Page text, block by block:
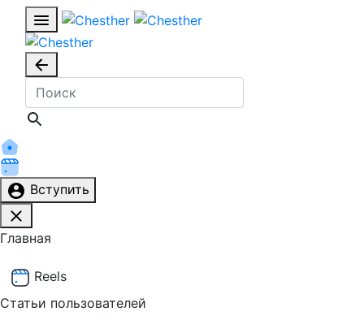
Вступить
Главная
Reels
Статьи пользователей